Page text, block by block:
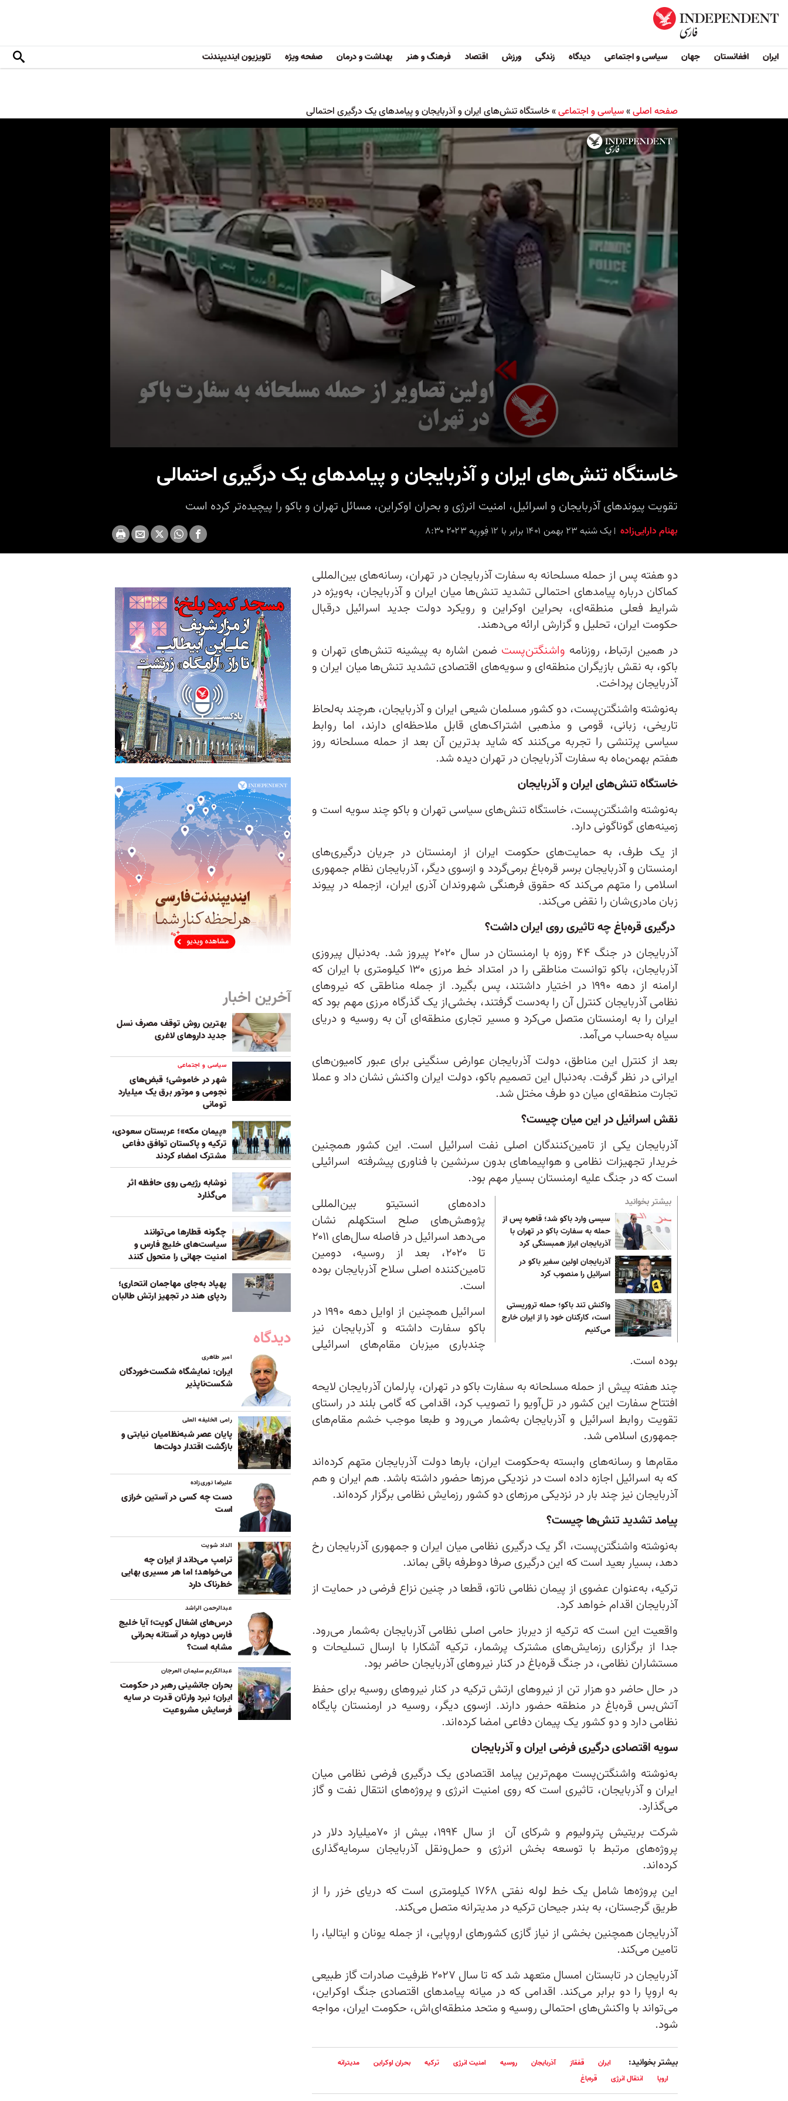
ایران افغانستان جهان سیاسی و اجتماعی دیدگاه زندگی ورزش اقتصاد فرهنگ و هنر بهداشت و درمان صفحه ویژه تلویزیون ایندیپندنت
صفحه اصلی»سیاسی و اجتماعی»خاستگاه تنش‌های ایران و آذربایجان و پیامدهای یک درگیری احتمالی
Volume
خاستگاه تنش‌های ایران و آذربایجان و پیامدهای یک درگیری احتمالی
تقویت پیوندهای آذربایجان و اسرائیل، امنیت انرژی و بحران اوکراین، مسائل تهران و باکو را پیچیده‌تر کرده است
بهنام دارایی‌زاده یک شنبه ۲۳ بهمن ۱۴۰۱ برابر با ۱۲ فِورِیه ۲۰۲۳ ۸:۳۰
دو هفته پس از حمله مسلحانه به سفارت آذربایجان در تهران، رسانه‌های بین‌المللی
کماکان درباره پیامدهای احتمالی تشدید تنش‌ها میان ایران و آذربایجان، به‌ويژه در
شرایط فعلی منطقه‌ای، بحراین اوکراین و رویکرد دولت جدید اسرائیل درقبال
حکومت ایران، تحلیل و گزارش ارائه می‌دهند.
در همین ارتباط، روزنامه واشنگتن‌پست ضمن اشاره به پیشینه تنش‌های تهران و
باکو، به نقش بازیگران منطقه‌ای و سویه‌های اقتصادی تشدید تنش‌ها میان ایران و
آذربایجان پرداخت.
به‌نوشته واشنگتن‌پست، دو کشور مسلمان شیعی ایران و آذربایجان، هرچند به‌لحاظ
تاریخی، زبانی، قومی و مذهبی اشتراک‌های قابل‌ ملاحظه‌ای دارند، اما روابط
سیاسی پرتنشی را تجربه می‌کنند که شاید بدترین آن بعد از حمله مسلحانه روز
هفتم بهمن‌ماه به‌ سفارت آذربایجان در تهران دیده شد.
خاستگاه تنش‌های ایران و آذربایجان
به‌نوشته واشنگتن‌پست، خاستگاه تنش‌های سیاسی تهران و باکو چند سویه است و
زمینه‌های گوناگونی دارد.
از یک طرف، به حمایت‌های حکومت ایران از ارمنستان در جریان درگیری‌های
ارمنستان و آذربایجان برسر قره‌باغ برمی‌گردد و ازسوی دیگر، آذربایجان نظام جمهوری
اسلامی را متهم می‌کند که حقوق فرهنگی شهروندان آذری ایران، ازجمله در پیوند
زبان مادری‌شان را نقض می‌کند.
درگیری قره‌باغ چه تاثیری روی ایران داشت؟
آذربایجان در جنگ ۴۴ روزه با ارمنستان در سال ۲۰۲۰ پیروز شد. به‌دنبال پیروزی
آذربایجان، باکو توانست مناطقی را در امتداد خط مرزی ۱۳۰ کیلومتری با ایران که
ارامنه از دهه ۱۹۹۰ در اختیار داشتند، پس بگیرد. از جمله مناطقی که نیروهای
نظامی آذربایجان کنترل آن را به‌دست گرفتند، بخشی‌از یک گذرگاه مرزی مهم بود که
ایران را به ارمنستان متصل می‌کرد و مسیر تجاری منطقه‌ای آن به روسیه و دریای
سیاه به‌حساب می‌‌آمد.
بعد از کنترل این مناطق، دولت آذربایجان عوارض سنگینی برای عبور کامیون‌های
ایرانی در نظر گرفت. به‌دنبال این تصمیم باکو، دولت ایران واکنش نشان داد و عملا
تجارت منطقه‌ای میان دو طرف مختل شد.
نقش اسرائیل در این میان چیست؟
آذربایجان یکی از تامین‌کنندگان اصلی نفت اسرائیل است. این کشور همچنین
خریدار تجهیزات نظامی و هواپیماهای بدون سرنشین با فناوری پیشرفته اسرائیلی
است که در جنگ علیه ارمنستان بسیار مهم بود.
بیشتر بخوانید
سیسی وارد باکو شد؛ قاهره پس از
حمله به سفارت باکو در تهران با
آذربایجان ابراز همبستگی کرد
آذربایجان اولین سفیر باکو در
اسرائیل را منصوب کرد
واکنش تند باکو؛ حمله تروریستی
است، کارکنان خود را از ایران خارج
می‌کنیم
داده‌های انستیتو بین‌المللی
پژوهش‌های صلح استکهلم نشان
می‌دهد اسرائیل در فاصله‌ سال‌های ۲۰۱۱
تا ۲۰۲۰، بعد از روسیه، دومین
تامین‌کننده اصلی سلاح آذربایجان بوده
است.
اسرائیل همچنین از اوایل دهه ۱۹۹۰ در
باکو سفارت داشته و آذربایجان نیز
چندباری میزبان مقام‌های اسرائیلی
بوده است.
چند هفته پیش از حمله مسلحانه به سفارت باکو در تهران، پارلمان آذربایجان لایحه
افتتاح سفارت این کشور در تل‌آویو را تصویب کرد، اقدامی که گامی بلند در راستای
تقویت روابط اسرائیل و آذربایجان به‌شمار می‌رود و طبعا موجب خشم مقام‌های
جمهوری اسلامی شد.
مقام‌ها و رسانه‌های وابسته به‌حکومت ایران، بارها دولت آذربایجان متهم کرده‌اند
که به اسرائیل اجازه داده است در نزدیکی مرزها حضور داشته باشد. هم ایران و هم
آذربایجان نیز چند بار در نزدیکی مرزهای دو کشور رزمایش نظامی برگزار کرده‌اند.
پیامد تشدید تنش‌ها چیست؟
به‌نوشته واشنگتن‌پست، اگر یک درگیری نظامی میان ایران و جمهوری آذربایجان رخ
دهد، بسیار بعید است که این درگیری صرفا دوطرفه باقی بماند.
ترکیه، به‌عنوان عضوی از پیمان نظامی ناتو، قطعا در چنین نزاع فرضی در حمایت از
آذربایجان اقدام خواهد کرد.
واقعیت این است که ترکیه از دیرباز حامی اصلی نظامی آذربایجان به‌شمار می‌رود.
جدا از برگزاری رزمایش‌های مشترک پرشمار، ترکیه آشکارا با ارسال تسلیحات و
مستشاران نظامی، در جنگ قره‌باغ در کنار نیروهای آذربایجان حاضر بود.
در حال حاضر دو هزار تن از نیروهای ارتش ترکیه در کنار نیروهای روسیه برای حفظ
آتش‌بس قره‌باغ در منطقه حضور دارند. ازسوی دیگر، روسیه در ارمنستان پایگاه
نظامی دارد و دو کشور یک پیمان دفاعی امضا کرده‌اند.
سویه اقتصادی درگیری فرضی ایران و آذربایجان
به‌نوشته واشنگتن‌پست مهم‌ترین پیامد اقتصادی یک درگیری فرضی نظامی میان
ایران و آذربایجان، تاثیری است که روی امنیت انرژی و پروژه‌های انتقال نفت و گاز
می‌گذارد.
شرکت بریتیش پترولیوم و شرکای آن از سال ۱۹۹۴، بیش از ۷۰میلیارد دلار در
پروژه‌های مرتبط با توسعه بخش انرژی و حمل‌ونقل آذربایجان سرمایه‌گذاری
کرده‌اند.
این پروژه‌‌ها شامل یک خط لوله نفتی ۱۷۶۸ کیلومتری است که دریای خزر را از
طریق گرجستان، به بندر جیحان ترکیه در مدیترانه متصل می‌کند.
آذربایجان همچنین بخشی از نیاز گازی کشورهای اروپایی، از جمله یونان و ایتالیا، را
تامین می‌کند.
آذربایجان در تابستان امسال متعهد شد که تا سال ۲۰۲۷ ظرفیت صادرات گاز طبیعی
به اروپا را دو برابر می‌کند. اقدامی که در میانه پیامدهای اقتصادی جنگ اوکراین،
می‌تواند با واکنش‌های احتمالی روسیه و متحد منطقه‌ای‌اش، حکومت ایران، مواجه
شود.
بیشتر بخوانید: ایران قفقاز آذربایجان روسیه امنیت انرژی ترکیه بحران اوکراین
مدیترانه
اروپا
انتقال انرژی قره‌باغ
آخرین اخبار
بهترین روش توقف مصرف نسل
جدید داروهای لاغری
سیاسی و اجتماعی
شهر در خاموشی؛ قبض‌های
نجومی و موتور برق یک میلیارد
تومانی
«پیمان مکه»؛ عربستان سعودی،
ترکیه و پاکستان توافق دفاعی
مشترک امضاء کردند
نوشابه رژیمی روی حافظه اثر
می‌گذارد
چگونه قطارها می‌توانند
سیاست‌های خلیج فارس و
امنیت جهانی را متحول کنند
پهپاد به‌جای مهاجمان انتحاری؛
ردپای هند در تجهیز ارتش طالبان
دیدگاه
امیر طاهری
ایران: نمایشگاه شکست‌خوردگان
شکست‌ناپذیر
رامی الخلیفه العلی
پایان عصر شبه‌نظامیان نیابتی و
بازگشت اقتدار دولت‌ها
علیرضا نوری‌زاده
دست چه کسی در آستین خرازی
است
الداد شویت
ترامپ می‌داند از ایران چه
می‌خواهد؛ اما هر مسیری بهایی
خطرناک دارد
عبدالرحمن الراشد
درس‌های اشغال کویت؛ آیا خلیج
فارس دوباره در آستانه بحرانی
مشابه است؟
عبدالکریم سلیمان العرجان
بحران جانشینی رهبر در حکومت
ایران؛ نبرد وارثان قدرت در سایه
فرسایش مشروعیت